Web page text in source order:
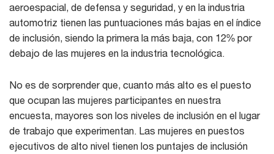
aeroespacial, de defensa y seguridad, y en la industria
automotriz tienen las puntuaciones más bajas en el índice
de inclusión, siendo la primera la más baja, con 12% por
debajo de las mujeres en la industria tecnológica.
No es de sorprender que, cuanto más alto es el puesto
que ocupan las mujeres participantes en nuestra
encuesta, mayores son los niveles de inclusión en el lugar
de trabajo que experimentan. Las mujeres en puestos
ejecutivos de alto nivel tienen los puntajes de inclusión